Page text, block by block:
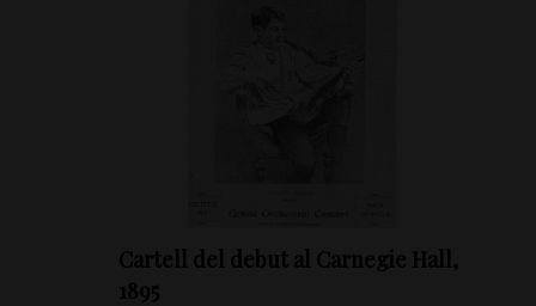
Cartell del debut al Carnegie Hall,
1895